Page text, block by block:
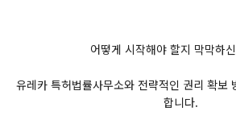
어떻게 시작해야 할지 막막하
유레카 특허법률사무소와 전략적인 권리 확보
합니다.